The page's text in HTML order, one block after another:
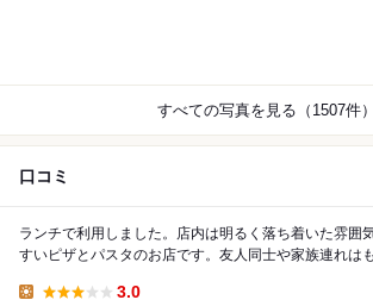
すべての写真を見る（1507件）
口コミ
ランチで利用しました。店内は明るく落ち着いた雰囲
すいピザとパスタのお店です。友人同士や家族連れは
3.0